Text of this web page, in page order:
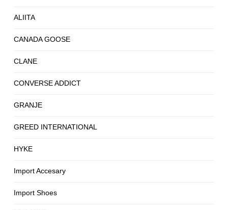
ALIITA
CANADA GOOSE
CLANE
CONVERSE ADDICT
GRANJE
GREED INTERNATIONAL
HYKE
Import Accesary
Import Shoes